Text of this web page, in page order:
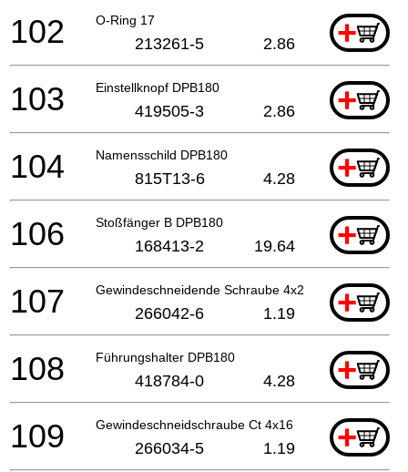
O-Ring 17 +
102 213261-5 2.86
Einstellknopf DPB180 +
103 419505-3 2.86
Namensschild DPB180 +
104 815T13-6 4.28
Stoßfänger B DPB180 +
106 168413-2 19.64
Gewindeschneidende Schraube 4x20 +
107 266042-6 1.19
Führungshalter DPB180 +
108 418784-0 4.28
Gewindeschneidschraube Ct 4x16 +
109 266034-5 1.19